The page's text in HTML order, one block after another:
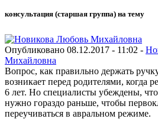
консультация (старшая группа) на тему
Опубликовано 08.12.2017 - 11:02 -
Михайловна
Вопрос, как правильно держать
возникает перед родителями, когда
6 лет. Но специалисты убеждены,
нужно гораздо раньше, чтобы
переучиваться в авральном режиме.